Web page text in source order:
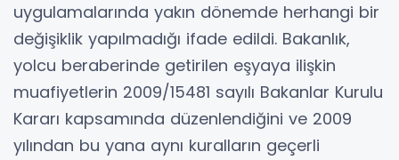
uygulamalarında yakın dönemde herhangi bir
değişiklik yapılmadığı ifade edildi. Bakanlık,
yolcu beraberinde getirilen eşyaya ilişkin
muafiyetlerin 2009/15481 sayılı Bakanlar Kurulu
Kararı kapsamında düzenlendiğini ve 2009
yılından bu yana aynı kuralların geçerli